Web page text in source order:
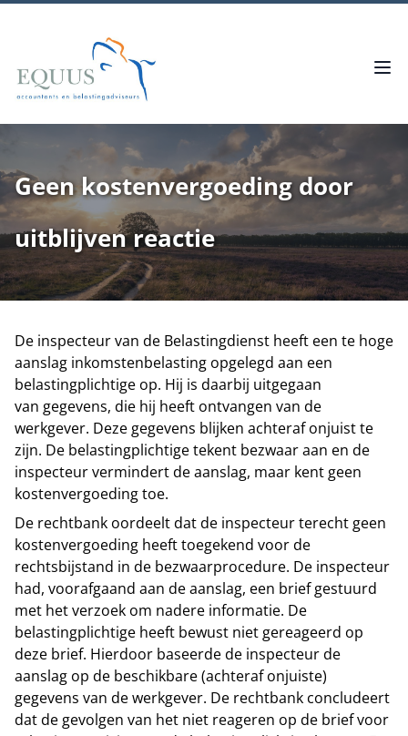
Geen kostenvergoeding door
uitblijven reactie
De inspecteur van de Belastingdienst heeft een te hoge
aanslag inkomstenbelasting opgelegd aan een
belastingplichtige op. Hij is daarbij uitgegaan
van gegevens, die hij heeft ontvangen van de
werkgever. Deze gegevens blijken achteraf onjuist te
zijn. De belastingplichtige tekent bezwaar aan en de
inspecteur vermindert de aanslag, maar kent geen
kostenvergoeding toe.
De rechtbank oordeelt dat de inspecteur terecht geen
kostenvergoeding heeft toegekend voor de
rechtsbijstand in de bezwaarprocedure. De inspecteur
had, voorafgaand aan de aanslag, een brief gestuurd
met het verzoek om nadere informatie. De
belastingplichtige heeft bewust niet gereageerd op
deze brief. Hierdoor baseerde de inspecteur de
aanslag op de beschikbare (achteraf onjuiste)
gegevens van de werkgever. De rechtbank concludeert
dat de gevolgen van het niet reageren op de brief voor